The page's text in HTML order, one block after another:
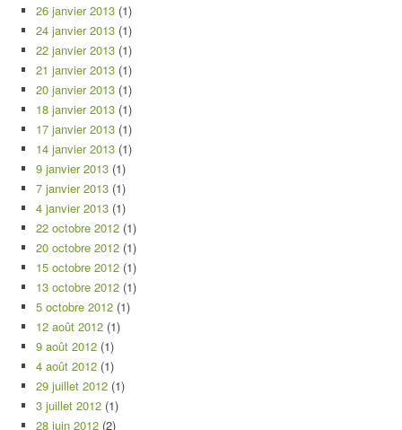
26 janvier 2013 (1)
24 janvier 2013 (1)
22 janvier 2013 (1)
21 janvier 2013 (1)
20 janvier 2013 (1)
18 janvier 2013 (1)
17 janvier 2013 (1)
14 janvier 2013 (1)
9 janvier 2013 (1)
7 janvier 2013 (1)
4 janvier 2013 (1)
22 octobre 2012 (1)
20 octobre 2012 (1)
15 octobre 2012 (1)
13 octobre 2012 (1)
5 octobre 2012 (1)
12 août 2012 (1)
9 août 2012 (1)
4 août 2012 (1)
29 juillet 2012 (1)
3 juillet 2012 (1)
28 juin 2012 (2)